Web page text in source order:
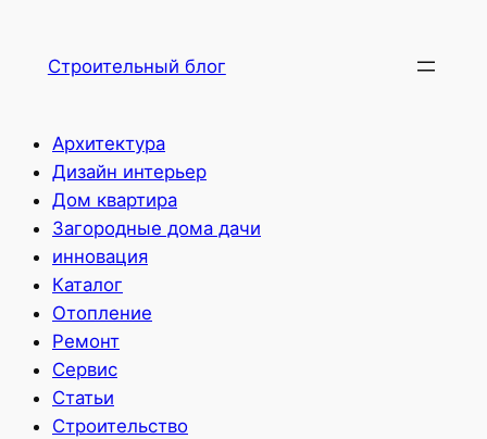
Строительный блог
Архитектура
Дизайн интерьер
Дом квартира
Загородные дома дачи
инновация
Каталог
Отопление
Ремонт
Сервис
Статьи
Строительство